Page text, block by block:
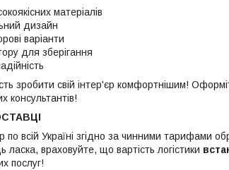
матеріалів
дизайн
варіанти
для зберігання
зробити свій інтер'єр комфортнішим!
консультантів!
по всій Україні згідно за чинними тарифами
ласка, враховуйте, що вартість логістики
послуг!